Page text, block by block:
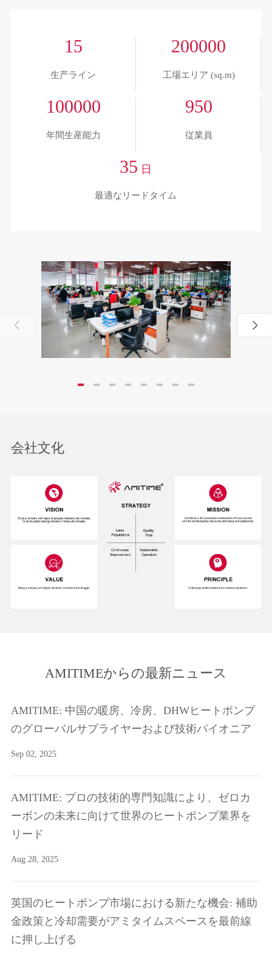
15
生产ライン
200000
工場エリア (sq.m)
100000
年間生産能力
950
従業員
35 日
最適なリードタイム
 
会社文化
AMITIMEからの最新ニュース
AMITIME: 中国の暖房、冷房、DHWヒートポンプ
のグローバルサプライヤーおよび技術パイオニア
Sep 02, 2025
AMITIME: プロの技術的専門知識により、ゼロカ
ーボンの未来に向けて世界のヒートポンプ業界を
リード
Aug 28, 2025
英国のヒートポンプ市場における新たな機会: 補助
金政策と冷却需要がアミタイムスペースを最前線
に押し上げる